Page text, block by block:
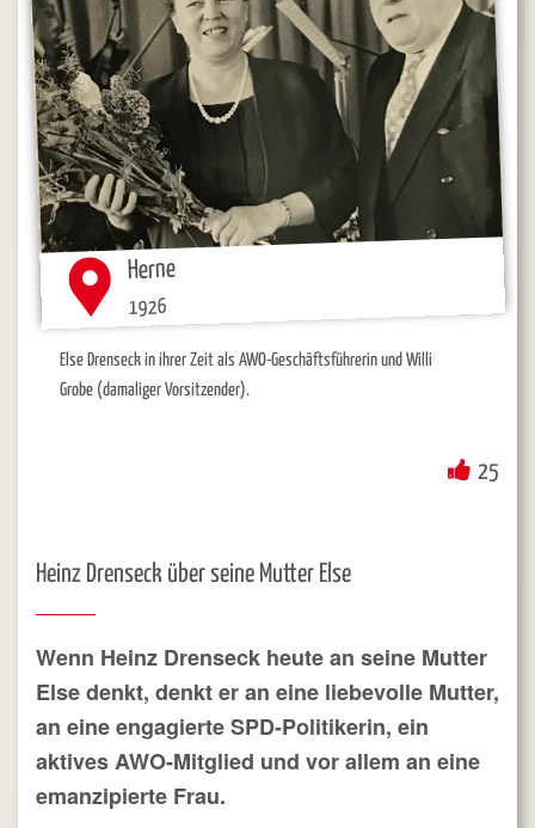
Herne
1926
Else Drenseck in ihrer Zeit als AWO-Geschäftsführerin und Willi
Grobe (damaliger Vorsitzender).
25
Heinz Drenseck über seine Mutter Else
Wenn Heinz Drenseck heute an seine Mutter
Else denkt, denkt er an eine liebevolle Mutter,
an eine engagierte SPD-Politikerin, ein
aktives AWO-Mitglied und vor allem an eine
emanzipierte Frau.